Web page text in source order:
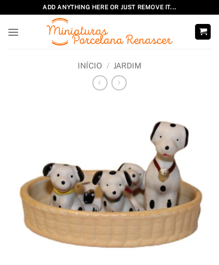
to
content
ADD ANYTHING HERE OR JUST REMOVE IT...
INÍCIO / JARDIM